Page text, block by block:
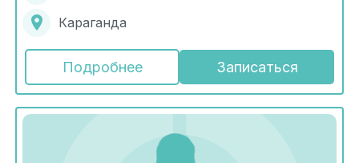
Караганда
Подробнее Записаться